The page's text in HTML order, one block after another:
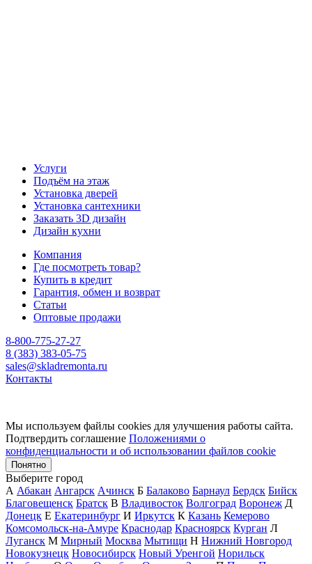
Услуги
Подъём на этаж
Установка дверей
Установка сантехники
Заказать 3D дизайн
Дизайн кухни
Компания
Где посмотреть товар?
Купить в кредит
Гарантия, обмен и возврат
Статьи
Оптовые продажи
8-800-775-27-27
8 (383) 383-05-75
sales@skladremonta.ru
Контакты
Мы используем файлы cookies для улучшения работы сайта.
Подтвердить соглашение Положениями о
конфиденциальности и об использовании файлов cookie
Понятно
Выберите город
А Абакан Ангарск Ачинск Б Балаково Барнаул Бердск Бийск
Благовещенск Братск В Владивосток Волгоград Воронеж Д
Донецк Е Екатеринбург И Иркутск К Казань Кемерово
Комсомольск-на-Амуре Краснодар Красноярск Курган Л
Луганск М Мирный Москва Мытищи Н Нижний Новгород
Новокузнецк Новосибирск Новый Уренгой Норильск